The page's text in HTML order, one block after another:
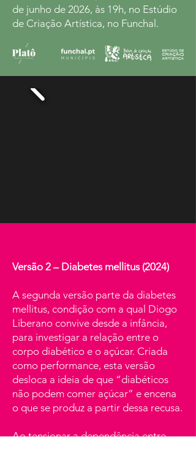
de junho de 2026, às 19h, no Estúdio
de Criação Artística, no Funchal.
Versão 2 – Diabetes mellitus (2024)
A segunda versão parte da diabetes
mellitus, condição com a qual Diogo
Liberano convive desde a infância,
para investigar a relação entre o
corpo diabético e o açúcar. Criada
como performance, esta versão
desloca a ideia de que “diabéticos
não podem comer açúcar” e encena
o que se produz a partir dessa recusa.
Ao tensionar a dependência entre